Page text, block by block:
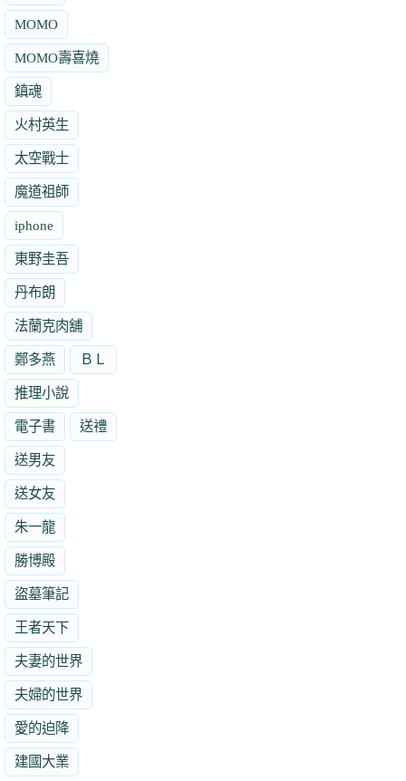
MOMO
MOMO壽喜燒
鎮魂
火村英生
太空戰士
魔道祖師
iphone
東野圭吾
丹布朗
法蘭克肉舖
鄭多燕 ＢＬ
推理小說
電子書 送禮
送男友
送女友
朱一龍
勝博殿
盜墓筆記
王者天下
夫妻的世界
夫婦的世界
愛的迫降
建國大業